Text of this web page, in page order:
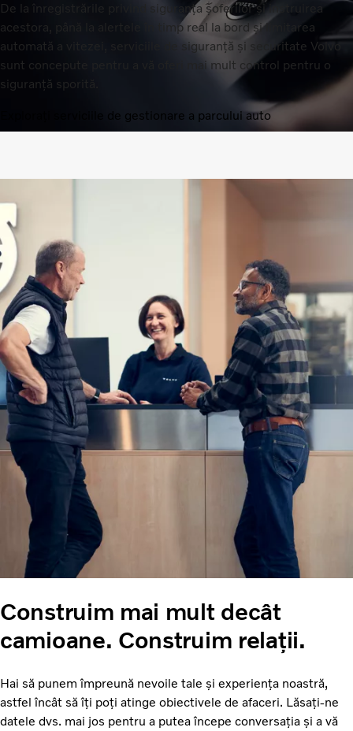
De la înregistrările privind siguranța șoferilor și instruirea
acestora, până la alertele în timp real la bord și limitarea
automată a vitezei, serviciile de siguranță și securitate Volvo
sunt concepute pentru a vă oferi mai mult control pentru o
siguranță sporită.
Explorați serviciile de gestionare a parcului auto
Construim mai mult decât
camioane. Construim relații.
Hai să punem împreună nevoile tale și experiența noastră,
astfel încât să îți poți atinge obiectivele de afaceri. Lăsați-ne
datele dvs. mai jos pentru a putea începe conversația și a vă